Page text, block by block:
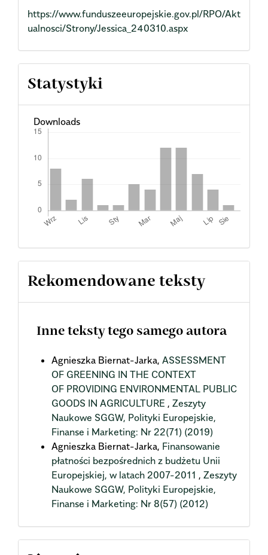
https://www.funduszeeuropejskie.gov.pl/RPO/Akt
ualnosci/Strony/Jessica_240310.aspx
Statystyki
Downloads
Rekomendowane teksty
Inne teksty tego samego autora
Agnieszka Biernat-Jarka, ASSESSMENT
OF GREENING IN THE CONTEXT
OF PROVIDING ENVIRONMENTAL PUBLIC
GOODS IN AGRICULTURE , Zeszyty
Naukowe SGGW, Polityki Europejskie,
Finanse i Marketing: Nr 22(71) (2019)
Agnieszka Biernat-Jarka, Finansowanie
płatności bezpośrednich z budżetu Unii
Europejskiej, w latach 2007-2011 , Zeszyty
Naukowe SGGW, Polityki Europejskie,
Finanse i Marketing: Nr 8(57) (2012)